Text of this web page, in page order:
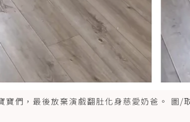
寶們，最後放棄演戲翻肚化身慈愛奶爸。 圖